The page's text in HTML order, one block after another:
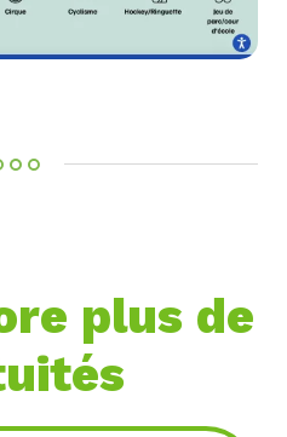
plus de